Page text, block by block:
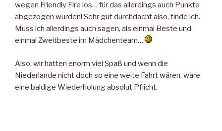
wegen Friendly Fire los… für das allerdings auch Punkte
abgezogen wurden! Sehr gut durchdacht also, finde ich.
Muss ich allerdings auch sagen, als einmal Beste und
einmal Zweitbeste im Mädchenteam…
Also, wir hatten enorm viel Spaß und wenn die
Niederlande nicht doch so eine weite Fahrt wären, wäre
eine baldige Wiederholung absolut Pflicht.